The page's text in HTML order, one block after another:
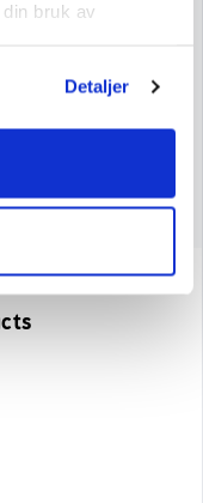
bruk av
Detaljer